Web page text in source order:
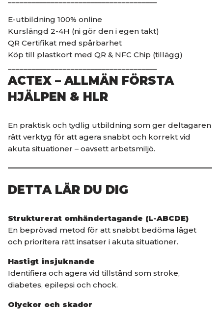
E-utbildning 100% online
Kurslängd 2-4H (ni gör den i egen takt)
QR Certifikat med spårbarhet
Köp till plastkort med QR & NFC Chip (tillägg)
ACTEX – ALLMÄN FÖRSTA
HJÄLPEN & HLR
En praktisk och tydlig utbildning som ger deltagaren
rätt verktyg för att agera snabbt och korrekt vid
akuta situationer – oavsett arbetsmiljö.
DETTA LÄR DU DIG
Strukturerat omhändertagande (L-ABCDE)
En beprövad metod för att snabbt bedöma läget
och prioritera rätt insatser i akuta situationer.
Hastigt insjuknande
Identifiera och agera vid tillstånd som stroke,
diabetes, epilepsi och chock.
Olyckor och skador